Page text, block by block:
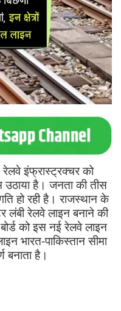
इंफ्रास्ट्रक्चर को
है। जनता की तीस
हो रही है। राजस्थान के
लंबी रेलवे लाइन बनाने की
को इस नई रेलवे लाइन
भारत-पाकिस्तान सीमा
बनाता है।